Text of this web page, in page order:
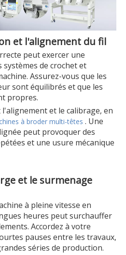
et l'alignement du fil
peut exercer une
de crochet et
Assurez-vous que les
sont équilibrés et que les
propres.
et le calibrage, en
à broder multi-têtes . Une
peut provoquer des
et une usure mécanique
et le surmenage
à pleine vitesse en
heures peut surchauffer
Accordez à votre
pauses entre les travaux,
séries de production.